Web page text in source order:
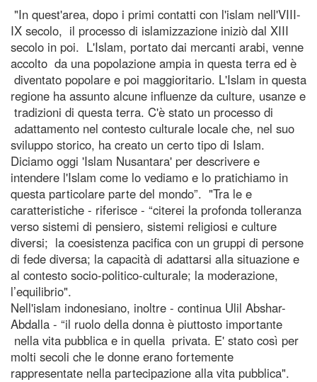
"In quest'area, dopo i primi contatti con l'islam nell'VIII-
IX secolo, il processo di islamizzazione iniziò dal XIII
secolo in poi. L'Islam, portato dai mercanti arabi, venne
accolto da una popolazione ampia in questa terra ed è
diventato popolare e poi maggioritario. L'Islam in questa
regione ha assunto alcune influenze da culture, usanze e
tradizioni di questa terra. C'è stato un processo di
adattamento nel contesto culturale locale che, nel suo
sviluppo storico, ha creato un certo tipo di Islam.
Diciamo oggi 'Islam Nusantara' per descrivere e
intendere l'Islam come lo vediamo e lo pratichiamo in
questa particolare parte del mondo”. "Tra le e
caratteristiche - riferisce - “citerei la profonda tolleranza
verso sistemi di pensiero, sistemi religiosi e culture
diversi; la coesistenza pacifica con un gruppi di persone
di fede diversa; la capacità di adattarsi alla situazione e
al contesto socio-politico-culturale; la moderazione,
l’equilibrio".
Nell'islam indonesiano, inoltre - continua Ulil Abshar-
Abdalla - “il ruolo della donna è piuttosto importante
nella vita pubblica e in quella privata. E' stato così per
molti secoli che le donne erano fortemente
rappresentate nella partecipazione alla vita pubblica".